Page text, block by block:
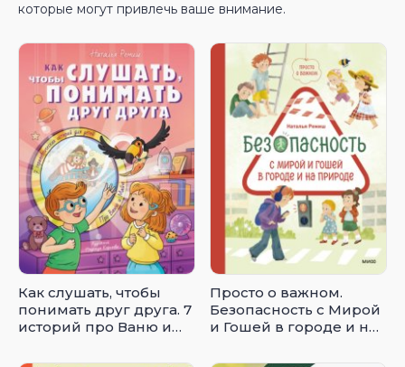
которые могут привлечь ваше внимание.
Как слушать, чтобы
понимать друг друга. 7
историй про Ваню и
Просто о важном.
Безопасность с Мирой
и Гошей в городе и на